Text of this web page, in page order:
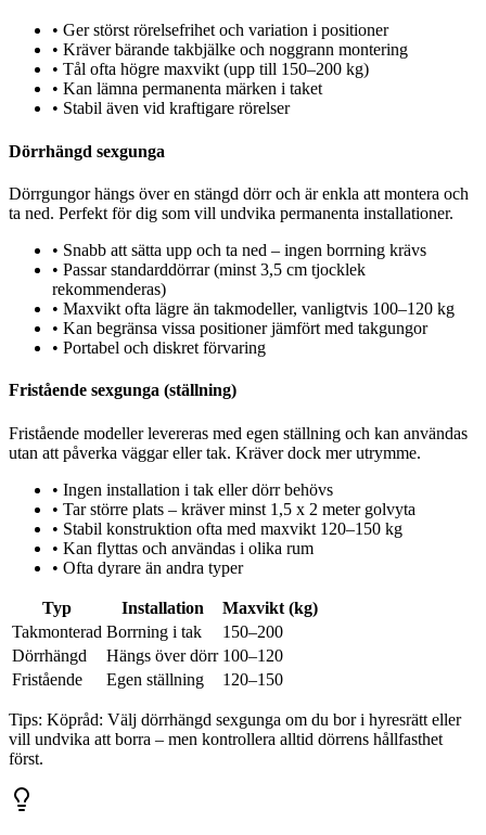
• Ger störst rörelsefrihet och variation i positioner
• Kräver bärande takbjälke och noggrann montering
• Tål ofta högre maxvikt (upp till 150–200 kg)
• Kan lämna permanenta märken i taket
• Stabil även vid kraftigare rörelser
Dörrhängd sexgunga
Dörrgungor hängs över en stängd dörr och är enkla att montera och
ta ned. Perfekt för dig som vill undvika permanenta installationer.
• Snabb att sätta upp och ta ned – ingen borrning krävs
• Passar standarddörrar (minst 3,5 cm tjocklek
rekommenderas)
• Maxvikt ofta lägre än takmodeller, vanligtvis 100–120 kg
• Kan begränsa vissa positioner jämfört med takgungor
• Portabel och diskret förvaring
Fristående sexgunga (ställning)
Fristående modeller levereras med egen ställning och kan användas
utan att påverka väggar eller tak. Kräver dock mer utrymme.
• Ingen installation i tak eller dörr behövs
• Tar större plats – kräver minst 1,5 x 2 meter golvyta
• Stabil konstruktion ofta med maxvikt 120–150 kg
• Kan flyttas och användas i olika rum
• Ofta dyrare än andra typer
Typ Installation
Maxvikt (kg)
Takmonterad Borrning i tak
150–200
Dörrhängd
Hängs över dörr 100–120
Fristående
Egen ställning 120–150
Tips: Köpråd: Välj dörrhängd sexgunga om du bor i hyresrätt eller
vill undvika att borra – men kontrollera alltid dörrens hållfasthet
först.